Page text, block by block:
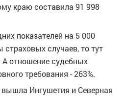
краю составила 91 998
показателей на 5 000
страховых случаев, то тут
А отношение судебных
требования - 263%.
вышла Ингушетия и Северная